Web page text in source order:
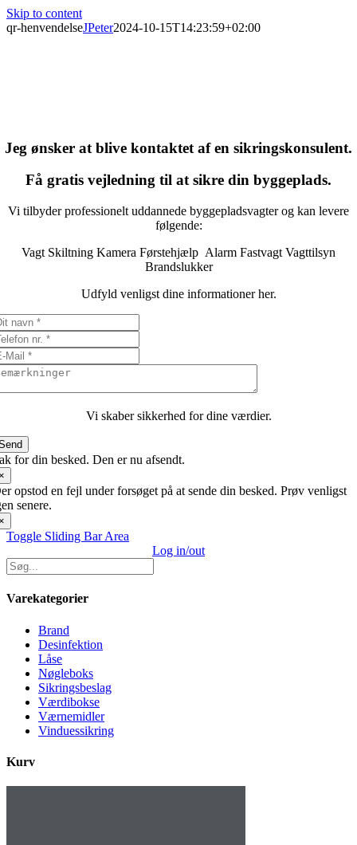
Skip to content
qr-henvendelseJPeter2024-10-15T14:23:59+02:00
Jeg ønsker at blive kontaktet af en sikringskonsulent.
Få gratis vejledning til at sikre din byggeplads.
Vi tilbyder professionelt uddannede byggepladsvagter og kan levere
følgende:
Vagt Skiltning Kamera Førstehjælp Alarm Fastvagt Vagttilsyn
Brandslukker
Udfyld venligst dine informationer her.
Vi skaber sikkerhed for dine værdier.
for din besked. Den er nu afsendt.
opstod en fejl under forsøget på at sende din besked. Prøv venligst
senere.
Toggle Sliding Bar Area
Log in/out
Varekategorier
Brand
Desinfektion
Låse
Nøgleboks
Sikringsbeslag
Værdibokse
Værnemidler
Vinduessikring
Kurv